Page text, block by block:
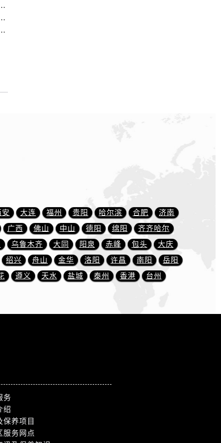
心｜全部地址与售后电话（2026年7月最新）
｜全新维修门店地址及电话（2026年7月最新）
心｜最新电话和维修地址（2026年7月最新）
安 大连 福州 贵阳 哈尔滨 合肥
济南
广西 佛山 中山 德阳 绵阳
齐齐哈尔
乌鲁木齐 大同 阳泉 赤峰 包头
大庆
绍兴 舟山 金华 洛阳 许昌 南阳
岳阳
遵义 天水 盐城 泰州 香港 台州
务
绍
保养项目
服务网点